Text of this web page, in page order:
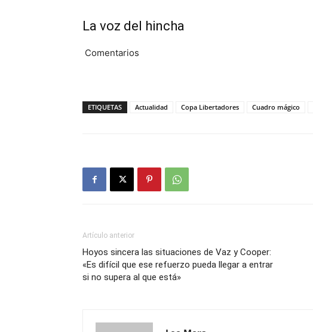
La voz del hincha
Comentarios
ETIQUETAS Actualidad Copa Libertadores Cuadro mágico
Artículo anterior
Hoyos sincera las situaciones de Vaz y Cooper:
«Es difícil que ese refuerzo pueda llegar a entrar
si no supera al que está»